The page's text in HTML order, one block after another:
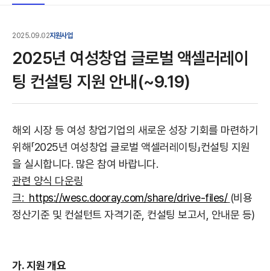
2025.09.02지원사업
2025년 여성창업 글로벌 액셀러레이
팅 컨설팅 지원 안내(~9.19)
해외 시장 등 여성 창업기업의 새로운 성장 기회를 마련하기
위해「2025년 여성창업 글로벌 액셀러레이팅」컨설팅 지원
을 실시합니다. 많은 참여 바랍니다.
관련 양식 다운링
크: https://wesc.dooray.com/share/drive-files/ (비용
정산기준 및 컨설턴트 자격기준, 컨설팅 보고서, 안내문 등)
가. 지원 개요